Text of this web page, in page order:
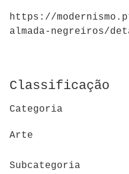
https://
almada-negreiros/
Classificação
Categoria
Arte
Subcategoria